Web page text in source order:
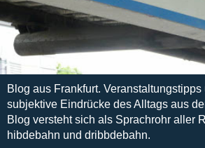
Blog aus Frankfurt.
subjektive Eindrücke des Alltags aus
Blog versteht sich als Sprachrohr aller
hibdebahn und dribbdebahn.